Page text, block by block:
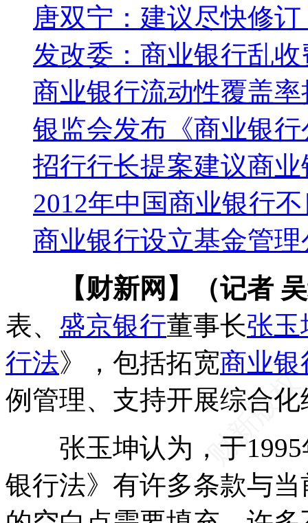
唐双宁：建议尽快修
发改委：商业银行乱
商业银行流动性覆盖
银监会发布《商业银
招行行长提案建议商
2012年中国商业银行
商业银行设立基金管
【财新网】（记者
表、 盛京银行董事长张玉
行法》，包括拓宽商业银
例管理、支持开展综合
张玉坤认为，于1995
银行法》有许多条款与